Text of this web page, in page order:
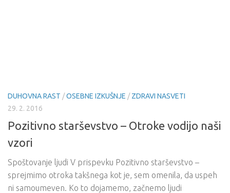
DUHOVNA RAST /OSEBNE IZKUŠNJE /ZDRAVI NASVETI
29. 2. 2016
Pozitivno starševstvo – Otroke vodijo naši
vzori
Spoštovanje ljudi V prispevku Pozitivno starševstvo –
sprejmimo otroka takšnega kot je, sem omenila, da uspeh
ni samoumeven. Ko to dojamemo, začnemo ljudi